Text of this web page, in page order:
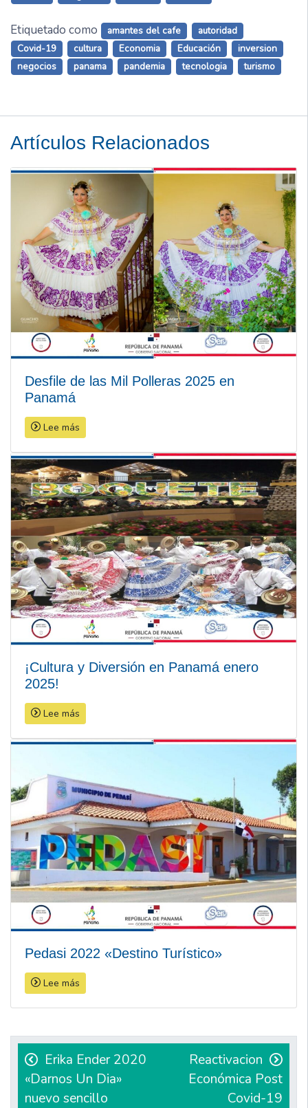
Etiquetado como amantes del cafe
autoridad
Covid-19
cultura Economia Educación
inversion
negocios
panama pandemia tecnologia turismo
Artículos Relacionados
Desfile de las Mil Polleras 2025 en
Panamá
Lee más
¡Cultura y Diversión en Panamá enero
2025!
Lee más
Pedasi 2022 «Destino Turístico»
Lee más
Navegación
de
entradas
Erika Ender 2020
«Darnos Un Dia»
nuevo sencillo
Reactivacion
Económica Post
Covid-19